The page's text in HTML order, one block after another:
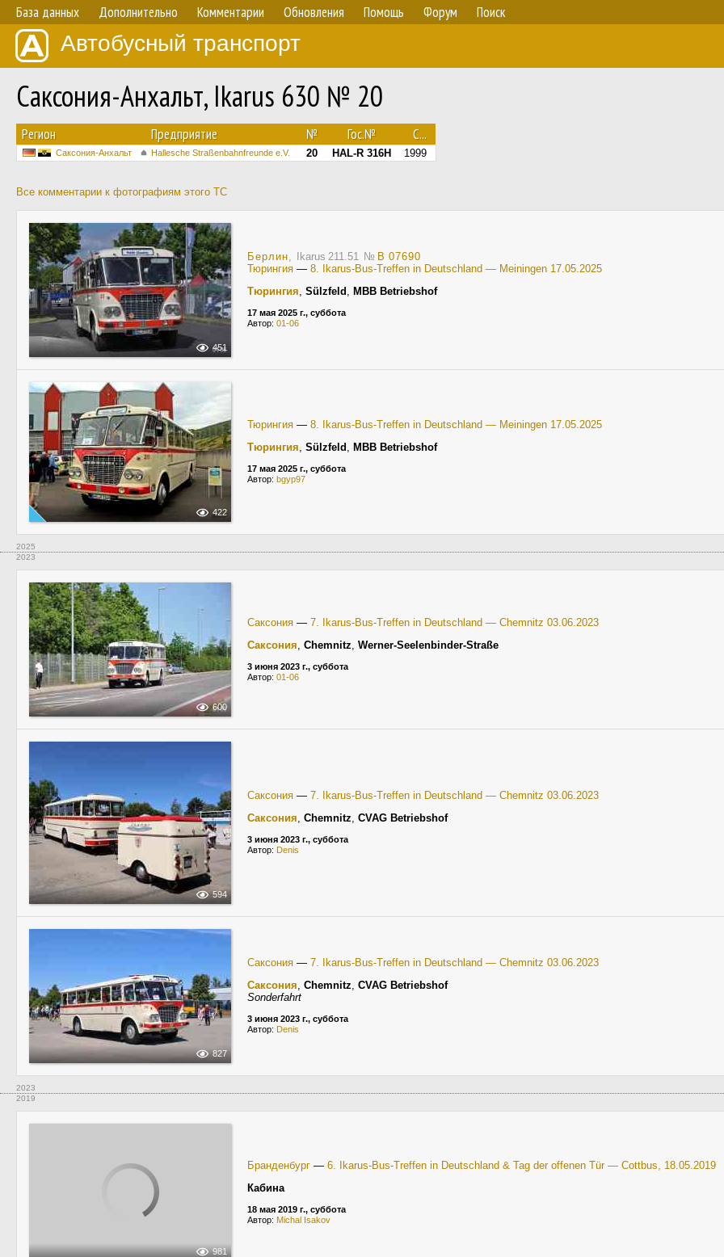
База данных Дополнительно Комментарии Обновления Помощь Форум Поиск
Автобусный транспорт
Саксония-Анхальт, Ikarus 630 № 20
Регион Предприятие № Гос.№ С...
Саксония-Анхальт Hallesche Straßenbahnfreunde e.V. 20 HAL-R 316H 1999
Все комментарии к фотографиям этого ТС
451
Берлин, Ikarus 211.51 № B 07690
Тюрингия — 8. Ikarus-Bus-Treffen in Deutschland — Meiningen 17.05.2025
Тюрингия, Sülzfeld , MBB Betriebshof
17 мая 2025 г., суббота
Автор: 01-06
422
Тюрингия — 8. Ikarus-Bus-Treffen in Deutschland — Meiningen 17.05.2025
Тюрингия, Sülzfeld , MBB Betriebshof
17 мая 2025 г., суббота
Автор: bgyp97
2025
2023
600
Саксония — 7. Ikarus-Bus-Treffen in Deutschland — Chemnitz 03.06.2023
Саксония, Chemnitz, Werner-Seelenbinder-Straße
3 июня 2023 г., суббота
Автор: 01-06
594
Саксония — 7. Ikarus-Bus-Treffen in Deutschland — Chemnitz 03.06.2023
Саксония, Chemnitz, CVAG Betriebshof
3 июня 2023 г., суббота
Автор: Denis
827
Саксония — 7. Ikarus-Bus-Treffen in Deutschland — Chemnitz 03.06.2023
Саксония, Chemnitz, CVAG Betriebshof
Sonderfahrt
3 июня 2023 г., суббота
Автор: Denis
2023
2019
981
Бранденбург — 6. Ikarus-Bus-Treffen in Deutschland & Tag der offenen Tür — Cottbus, 18.05.2019
Кабина
18 мая 2019 г., суббота
Автор: Michal Isakov